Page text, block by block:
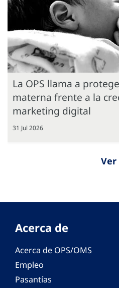
La OPS llama a
materna frente a la
marketing digital
31 Jul 2026
Ver
Acerca de
Acerca de OPS/OMS
Empleo
Pasantías